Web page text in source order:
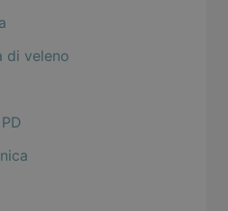
di veleno